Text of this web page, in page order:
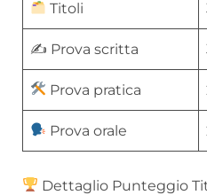
Titoli
✍️ Prova scritta
Prova pratica
Prova orale
Dettaglio Punteggio